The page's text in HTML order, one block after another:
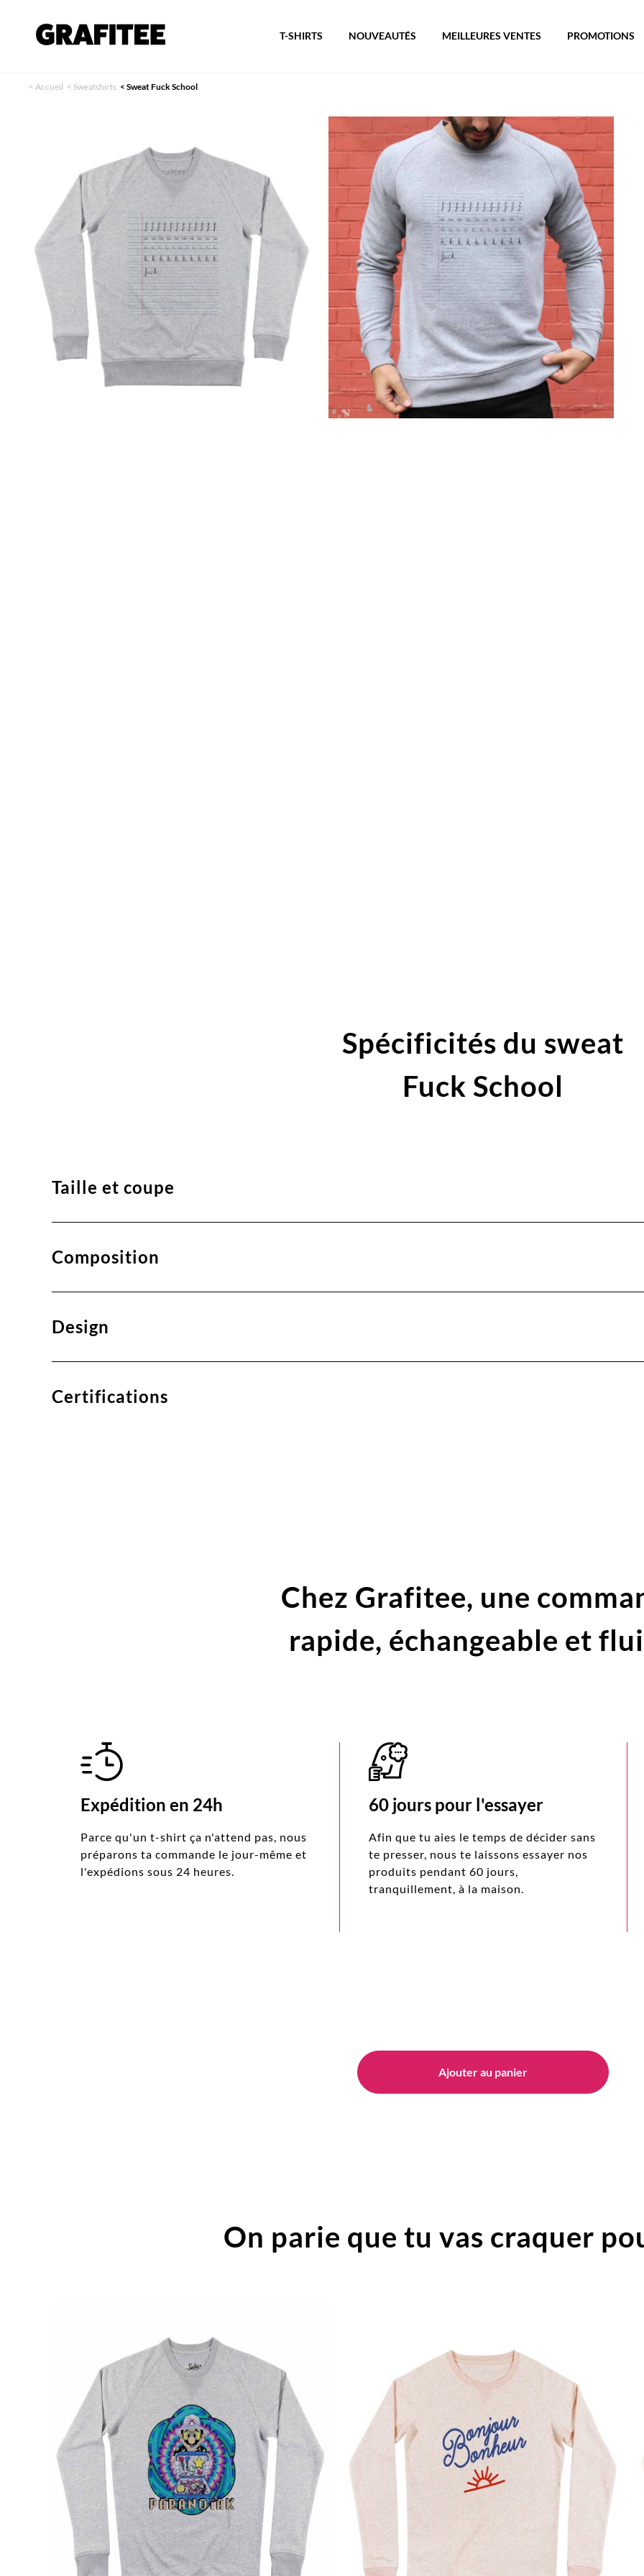
T-SHIRTS NOUVEAUTÉS MEILLEURES VENTES PROMOTIONS
< Accueil < Sweatshirts < Sweat Fuck School
Spécificités du sweat
Fuck School
Taille et coupe
Composition
Design
Certifications
Chez Grafitee, une
rapide, échangeable et
Expédition en 24h
Parce qu'un t-shirt ça n'attend pas, nous
préparons ta commande le jour-même et
l'expédions sous 24 heures.
60 jours pour l'essayer
Afin que tu aies le temps de décider sans
te presser, nous te laissons essayer nos
produits pendant 60 jours,
tranquillement, à la maison.
Ajouter au panier
On parie que tu vas craquer